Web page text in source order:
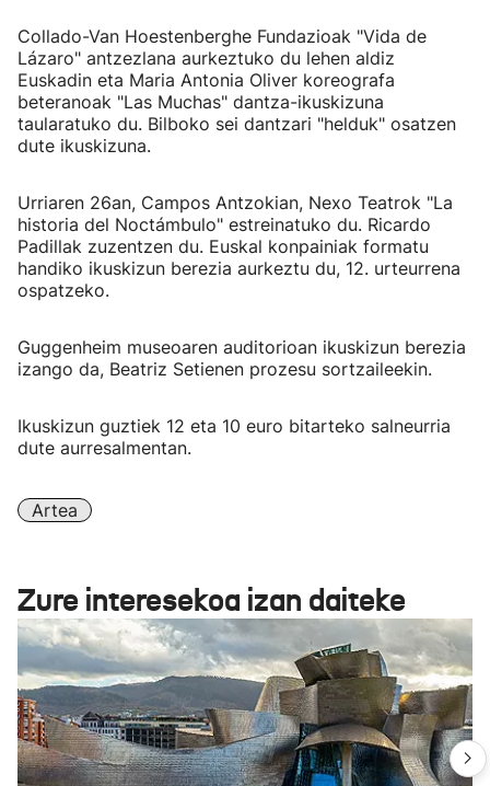
Collado-Van Hoestenberghe Fundazioak "Vida de
Lázaro" antzezlana aurkeztuko du lehen aldiz
Euskadin eta Maria Antonia Oliver koreografa
beteranoak "Las Muchas" dantza-ikuskizuna
taularatuko du. Bilboko sei dantzari "helduk" osatzen
dute ikuskizuna.
Urriaren 26an, Campos Antzokian, Nexo Teatrok "La
historia del Noctámbulo" estreinatuko du. Ricardo
Padillak zuzentzen du. Euskal konpainiak formatu
handiko ikuskizun berezia aurkeztu du, 12. urteurrena
ospatzeko.
Guggenheim museoaren auditorioan ikuskizun berezia
izango da, Beatriz Setienen prozesu sortzaileekin.
Ikuskizun guztiek 12 eta 10 euro bitarteko salneurria
dute aurresalmentan.
Artea
Zure interesekoa izan daiteke